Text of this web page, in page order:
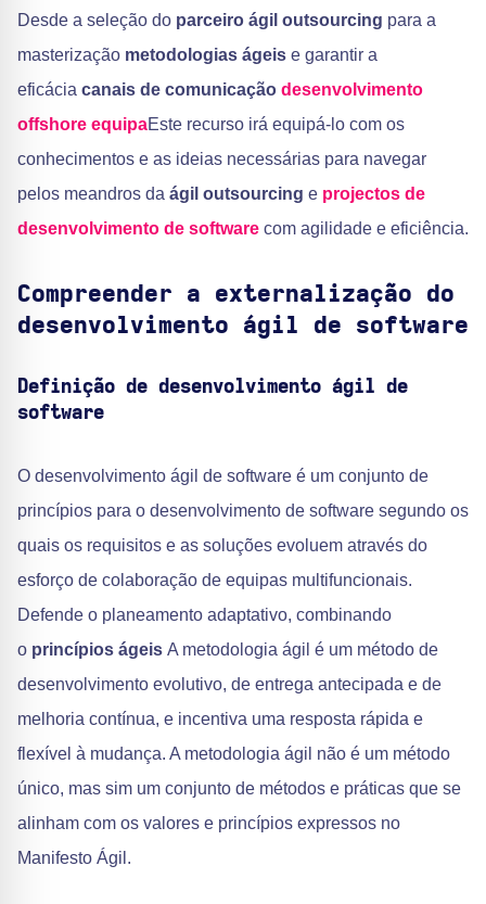
Desde a seleção do parceiro ágil outsourcing para a
masterização metodologias ágeis e garantir a
eficácia canais de comunicação desenvolvimento
offshore equipaEste recurso irá equipá-lo com os
conhecimentos e as ideias necessárias para navegar
pelos meandros da ágil outsourcing e projectos de
desenvolvimento de software com agilidade e eficiência.
Compreender a externalização do
desenvolvimento ágil de software
Definição de desenvolvimento ágil de
software
O desenvolvimento ágil de software é um conjunto de
princípios para o desenvolvimento de software segundo os
quais os requisitos e as soluções evoluem através do
esforço de colaboração de equipas multifuncionais.
Defende o planeamento adaptativo, combinando
o princípios ágeis A metodologia ágil é um método de
desenvolvimento evolutivo, de entrega antecipada e de
melhoria contínua, e incentiva uma resposta rápida e
flexível à mudança. A metodologia ágil não é um método
único, mas sim um conjunto de métodos e práticas que se
alinham com os valores e princípios expressos no
Manifesto Ágil.